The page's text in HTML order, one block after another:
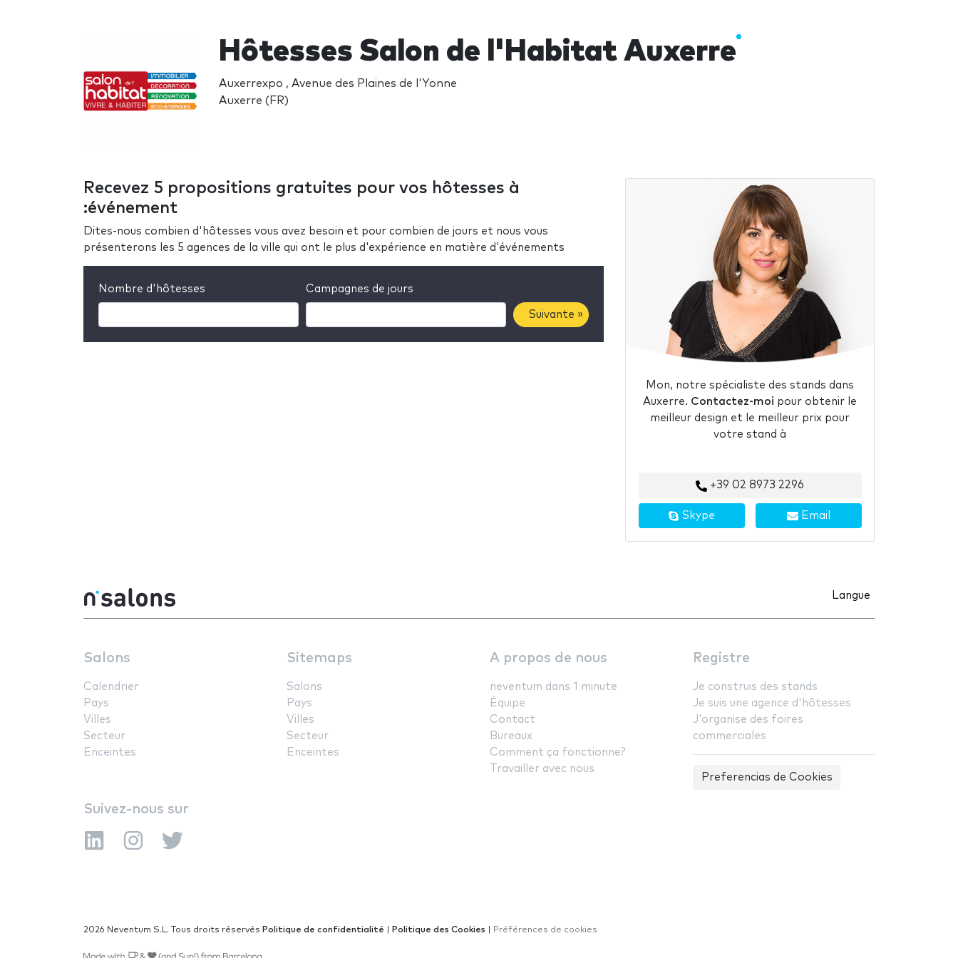
Hôtesses Salon de l'Habitat Auxerre
Auxerrexpo , Avenue des Plaines de l'Yonne
Auxerre (FR)
Recevez 5 propositions gratuites pour vos hôtesses à
:événement
Dites-nous combien d'hôtesses vous avez besoin et pour combien de jours et nous vous
présenterons les 5 agences de la ville qui ont le plus d'expérience en matière d'événements
Nombre d'hôtesses Campagnes de jours
Suivante »
Mon, notre spécialiste des stands dans
Auxerre. Contactez-moi pour obtenir le
meilleur design et le meilleur prix pour
votre stand à
+39 02 8973 2296
Skype Email
Langue
Salons
Calendrier
Pays
Villes
Secteur
Enceintes
Sitemaps
Salons
Pays
Villes
Secteur
Enceintes
A propos de nous
neventum dans 1 minute
Équipe
Contact
Bureaux
Comment ça fonctionne?
Travailler avec nous
Registre
Je construis des stands
Je suis une agence d'hôtesses
J'organise des foires
commerciales
Preferencias de Cookies
Suivez-nous sur
2026 Neventum S.L. Tous droits réservés Politique de confidentialité Politique des Cookies Préférences de cookies